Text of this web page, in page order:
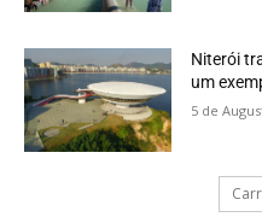
Niterói
um
5 de